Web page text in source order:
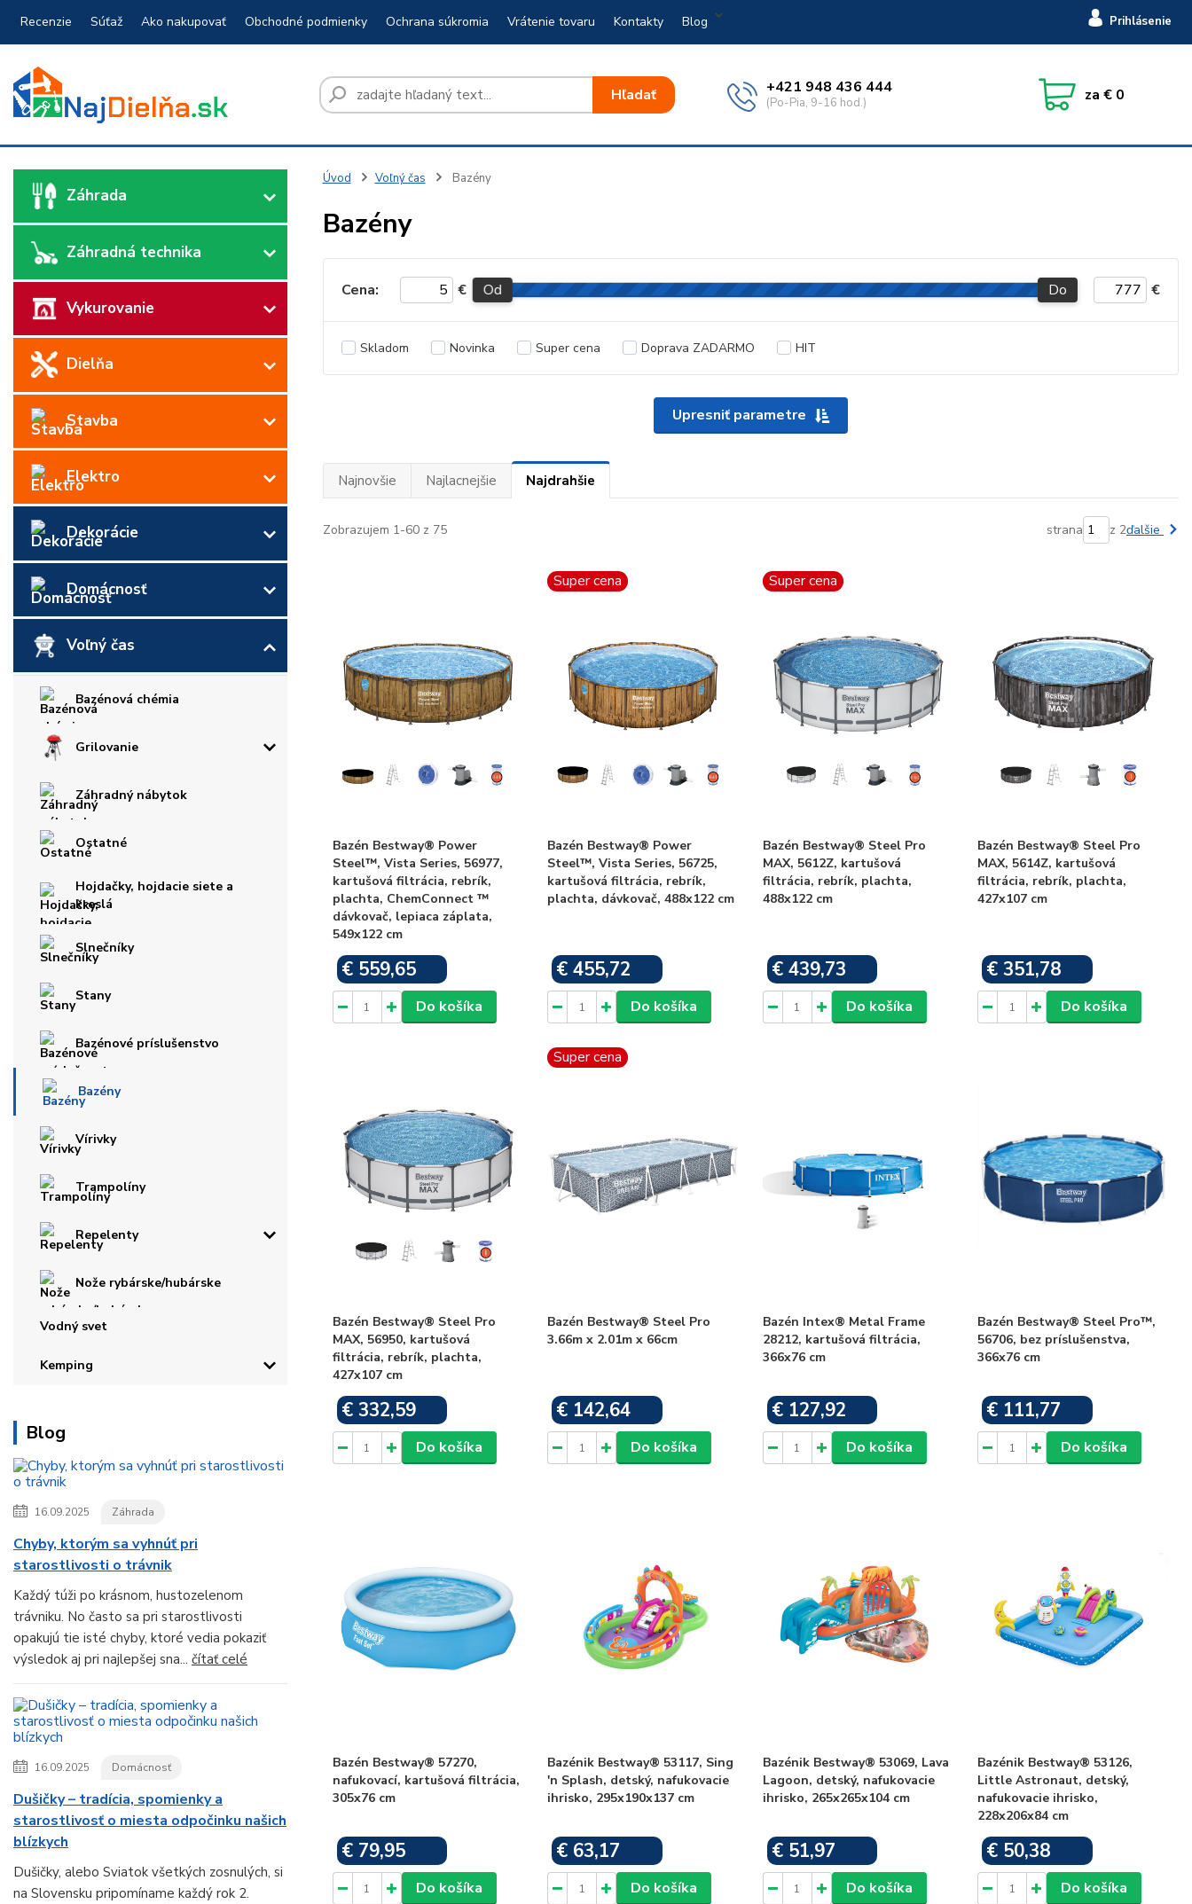
Recenzie Súťaž Ako nakupovať Obchodné podmienky Ochrana súkromia Vrátenie tovaru Kontakty Blog Prihlásenie
Hľadať +421 948 436 444
(Po-Pia, 9-16 hod.) za € 0
Záhrada
Záhradná technika
Vykurovanie
Dielňa
Stavba
Elektro
Dekorácie
Domácnosť
Voľný čas
Bazénová chémia
Grilovanie
Záhradný nábytok
Ostatné
Hojdačky, hojdacie siete a
kreslá
Slnečníky
Stany
Bazénové príslušenstvo
Bazény
Vírivky
Trampolíny
Repelenty
Nože rybárske/hubárske
Vodný svet
Kemping
Blog
16.09.2025 Záhrada
Chyby, ktorým sa vyhnúť pri
starostlivosti o trávnik
Každý túži po krásnom, hustozelenom
trávniku. No často sa pri starostlivosti
opakujú tie isté chyby, ktoré vedia pokaziť
výsledok aj pri najlepšej sna... čítať celé
16.09.2025 Domácnosť
Dušičky – tradícia, spomienky a
starostlivosť o miesta odpočinku našich
blízkych
Dušičky, alebo Sviatok všetkých zosnulých, si
na Slovensku pripomíname každý rok 2.
Úvod Voľný čas Bazény
Bazény
Upresniť parametre
Cena: € Od Do €
Skladom Novinka Super cena Doprava ZADARMO HIT
Najnovšie Najlacnejšie Najdrahšie
Zobrazujem 1-60 z 75 strana z 2ďalšie
Bazén Bestway® Power
Steel™, Vista Series, 56977,
kartušová filtrácia, rebrík,
plachta, ChemConnect ™
dávkovač, lepiaca záplata,
549x122 cm
€ 559,65
Do košíka
Super cena
Bazén Bestway® Power
Steel™, Vista Series, 56725,
kartušová filtrácia, rebrík,
plachta, dávkovač, 488x122 cm
€ 455,72
Do košíka
Super cena
Bazén Bestway® Steel Pro
MAX, 5612Z, kartušová
filtrácia, rebrík, plachta,
488x122 cm
€ 439,73
Do košíka
Bazén Bestway® Steel Pro
MAX, 5614Z, kartušová
filtrácia, rebrík, plachta,
427x107 cm
€ 351,78
Do košíka
Bazén Bestway® Steel Pro
MAX, 56950, kartušová
filtrácia, rebrík, plachta,
427x107 cm
€ 332,59
Do košíka
Super cena
Bazén Bestway® Steel Pro
3.66m x 2.01m x 66cm
€ 142,64
Do košíka
Bazén Intex® Metal Frame
28212, kartušová filtrácia,
366x76 cm
€ 127,92
Do košíka
Bazén Bestway® Steel Pro™,
56706, bez príslušenstva,
366x76 cm
€ 111,77
Do košíka
Bazén Bestway® 57270,
nafukovací, kartušová filtrácia,
305x76 cm
€ 79,95
Do košíka
Bazénik Bestway® 53117, Sing
'n Splash, detský, nafukovacie
ihrisko, 295x190x137 cm
€ 63,17
Do košíka
Bazénik Bestway® 53069, Lava
Lagoon, detský, nafukovacie
ihrisko, 265x265x104 cm
€ 51,97
Do košíka
Bazénik Bestway® 53126,
Little Astronaut, detský,
nafukovacie ihrisko,
228x206x84 cm
€ 50,38
Do košíka